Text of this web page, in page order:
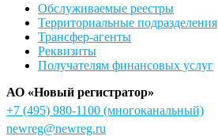
Обслуживаемые реестры
Территориальные подразделения
Трансфер-агенты
Реквизиты
Получателям финансовых услуг
АО «Новый регистратор»
+7 (495) 980-1100 (многоканальный)
newreg@newreg.ru